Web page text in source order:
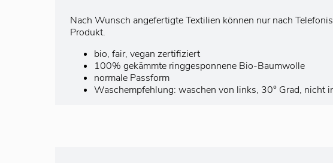
Nach Wunsch angefertigte Textilien können nur nach
Produkt.
bio, fair, vegan zertifiziert
100% gekämmte ringgesponnene Bio-Baumwolle
normale Passform
Waschempfehlung: waschen von links, 30° Grad, nicht